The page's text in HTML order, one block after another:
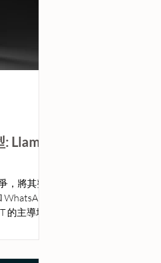
Llama
，將其整
的主導地